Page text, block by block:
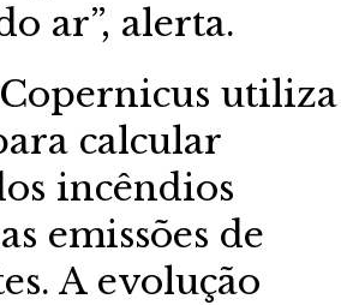
ar”, alerta.
utiliza
calcular
incêndios
emissões de
A evolução